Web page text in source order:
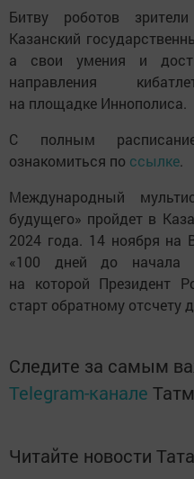
Битву роботов
Казанский
а свои умения и
направления
на площадке Иннополиса.
С полным
ознакомиться по ссылке.
Международный
будущего» пройдет в
2024 года. 14 ноября на
«100 дней до начала
на которой Президент
старт обратному отсчету
Следите за самым
Telegram-канале
Читайте новости